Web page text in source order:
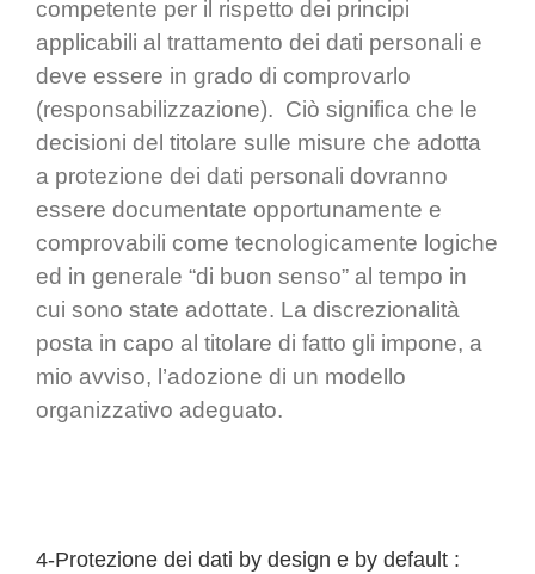
competente per il rispetto dei principi
applicabili al trattamento dei dati personali e
deve essere in grado di comprovarlo
(responsabilizzazione). Ciò significa che le
decisioni del titolare sulle misure che adotta
a protezione dei dati personali dovranno
essere documentate opportunamente e
comprovabili come tecnologicamente logiche
ed in generale “di buon senso” al tempo in
cui sono state adottate. La discrezionalità
posta in capo al titolare di fatto gli impone, a
mio avviso, l’adozione di un modello
organizzativo adeguato.
4-Protezione dei dati by design e by default :